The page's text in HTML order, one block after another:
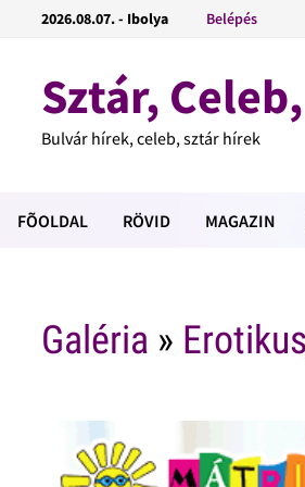
2026.08.07. - Ibolya Belépés
Sztár,
Bulvár hírek, celeb, sztár hírek
FÕOLDAL RÖVID MAGAZIN
Galéria »